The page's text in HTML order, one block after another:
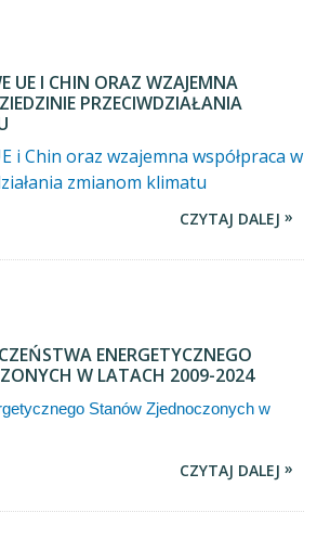
UE I CHIN ORAZ WZAJEMNA
PRZECIWDZIAŁANIA
i Chin oraz wzajemna współpraca w
zmianom klimatu
CZYTAJ DALEJ
ENERGETYCZNEGO
W LATACH 2009-2024
Stanów Zjednoczonych w
CZYTAJ DALEJ